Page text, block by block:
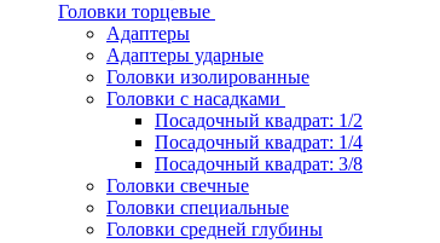
Головки торцевые
Адаптеры
Адаптеры ударные
Головки изолированные
Головки с насадками
Посадочный квадрат: 1/2
Посадочный квадрат: 1/4
Посадочный квадрат: 3/8
Головки свечные
Головки специальные
Головки средней глубины